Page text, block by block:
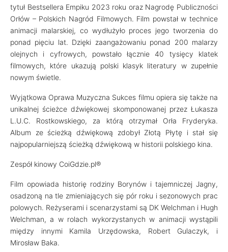
tytuł Bestsellera Empiku 2023 roku oraz Nagrodę Publiczności
Orłów – Polskich Nagród Filmowych. Film powstał w technice
animacji malarskiej, co wydłużyło proces jego tworzenia do
ponad pięciu lat. Dzięki zaangażowaniu ponad 200 malarzy
olejnych i cyfrowych, powstało łącznie 40 tysięcy klatek
filmowych, które ukazują polski klasyk literatury w zupełnie
nowym świetle.
Wyjątkowa Oprawa Muzyczna Sukces filmu opiera się także na
unikalnej ścieżce dźwiękowej skomponowanej przez Łukasza
L.U.C. Rostkowskiego, za którą otrzymał Orła Fryderyka.
Album ze ścieżką dźwiękową zdobył Złotą Płytę i stał się
najpopularniejszą ścieżką dźwiękową w historii polskiego kina.
Zespół kinowy CoiGdzie.pl®
Film opowiada historię rodziny Borynów i tajemniczej Jagny,
osadzoną na tle zmieniających się pór roku i sezonowych prac
polowych. Reżyserami i scenarzystami są DK Welchman i Hugh
Welchman, a w rolach wykorzystanych w animacji wystąpili
między innymi Kamila Urzędowska, Robert Gulaczyk, i
Mirosław Baka.